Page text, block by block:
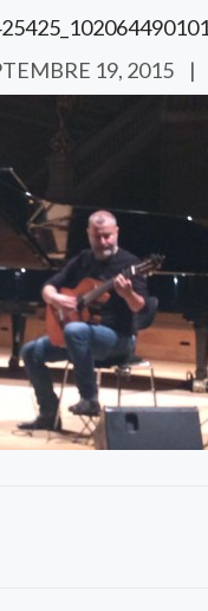
19, 2015
|